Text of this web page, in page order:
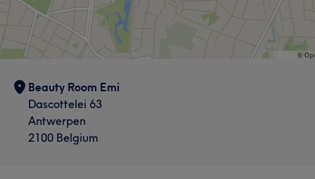
Beauty Room Emi
Dascottelei 63
Antwerpen
2100 Belgium